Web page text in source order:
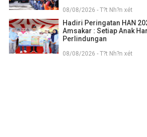
08/08/2026 - T?t Nh?n xét
Hadiri Peringatan HAN
Amsakar : Setiap Anak
Perlindungan
08/08/2026 - T?t Nh?n xét